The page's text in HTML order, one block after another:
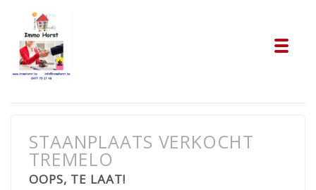
STAANPLAATS VERKOCHT
TREMELO
OOPS, TE LAAT!